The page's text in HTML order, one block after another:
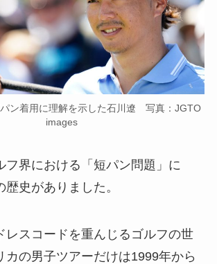
ン着用に理解を示した石川遼 写真：JGTO
images
界における「短パン問題」に
史がありました。
スコードを重んじるゴルフの世
カの男子ツアーだけは1999年から